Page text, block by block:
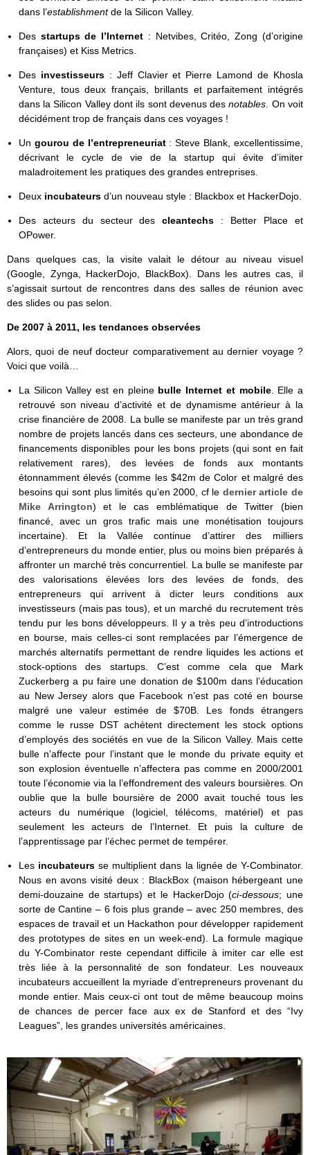
dans l’establishmentde la Silicon Valley.
Des startups de l’Internet : Netvibes, Critéo, Zong (d’origine
françaises) et Kiss Metrics.
Des investisseurs : Jeff Clavier et Pierre Lamond de Khosla
Venture, tous deux français, brillants et parfaitement intégrés
dans la Silicon Valley dont ils sont devenus desnotables . On voit
décidément trop de français dans ces voyages !
Un gourou de l’entrepreneuriat : Steve Blank, excellentissime,
décrivant le cycle de vie de la startup qui évite d’imiter
maladroitement les pratiques des grandes entreprises.
Deux incubateurs d’un nouveau style : Blackbox et HackerDojo.
Des acteurs du secteur descleantechs : Better Place et
OPower.
Dans quelques cas, la visite valait le détour au niveau visuel
(Google, Zynga, HackerDojo, BlackBox). Dans les autres cas, il
s’agissait surtout de rencontres dans des salles de réunion avec
des slides ou pas selon.
De 2007 à 2011, les tendances observées
Alors, quoi de neuf docteur comparativement au dernier voyage ?
Voici que voilà…
La Silicon Valley est en pleine bulle Internet et mobile. Elle a
retrouvé son niveau d’activité et de dynamisme antérieur à la
crise financière de 2008. La bulle se manifeste par un très grand
nombre de projets lancés dans ces secteurs, une abondance de
financements disponibles pour les bons projets (qui sont en fait
relativement rares), des levées de fonds aux montants
étonnamment élevés (comme les $42m de Color et malgré des
besoins qui sont plus limités qu’en 2000, cf le dernier article de
Mike Arrington) et le cas emblématique de Twitter (bien
financé, avec un gros trafic mais une monétisation toujours
incertaine). Et la Vallée continue d’attirer des milliers
d’entrepreneurs du monde entier, plus ou moins bien préparés à
affronter un marché très concurrentiel. La bulle se manifeste par
des valorisations élevées lors des levées de fonds, des
entrepreneurs qui arrivent à dicter leurs conditions aux
investisseurs (mais pas tous), et un marché du recrutement très
tendu pur les bons développeurs. Il y a très peu d’introductions
en bourse, mais celles-ci sont remplacées par l’émergence de
marchés alternatifs permettant de rendre liquides les actions et
stock-options des startups. C’est comme cela que Mark
Zuckerberg a pu faire une donation de $100m dans l’éducation
au New Jersey alors que Facebook n’est pas coté en bourse
malgré une valeur estimée de $70B. Les fonds étrangers
comme le russe DST achètent directement les stock options
d’employés des sociétés en vue de la Silicon Valley. Mais cette
bulle n’affecte pour l’instant que le monde du private equity et
son explosion éventuelle n’affectera pas comme en 2000/2001
toute l’économie via la l’effondrement des valeurs boursières. On
oublie que la bulle boursière de 2000 avait touché tous les
acteurs du numérique (logiciel, télécoms, matériel) et pas
seulement les acteurs de l’Internet. Et puis la culture de
l’apprentissage par l’échec permet de tempérer.
Les incubateursse multiplient dans la lignée de Y-Combinator.
Nous en avons visité deux : BlackBox (maison hébergeant une
demi-douzaine de startups) et le HackerDojo (ci-dessous; une
sorte de Cantine – 6 fois plus grande – avec 250 membres, des
espaces de travail et un Hackathon pour développer rapidement
des prototypes de sites en un week-end). La formule magique
du Y-Combinator reste cependant difficile à imiter car elle est
très liée à la personnalité de son fondateur. Les nouveaux
incubateurs accueillent la myriade d’entrepreneurs provenant du
monde entier. Mais ceux-ci ont tout de même beaucoup moins
de chances de percer face aux ex de Stanford et des “Ivy
Leagues”, les grandes universités américaines.